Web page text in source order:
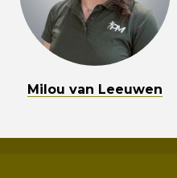
Milou van Leeuwen